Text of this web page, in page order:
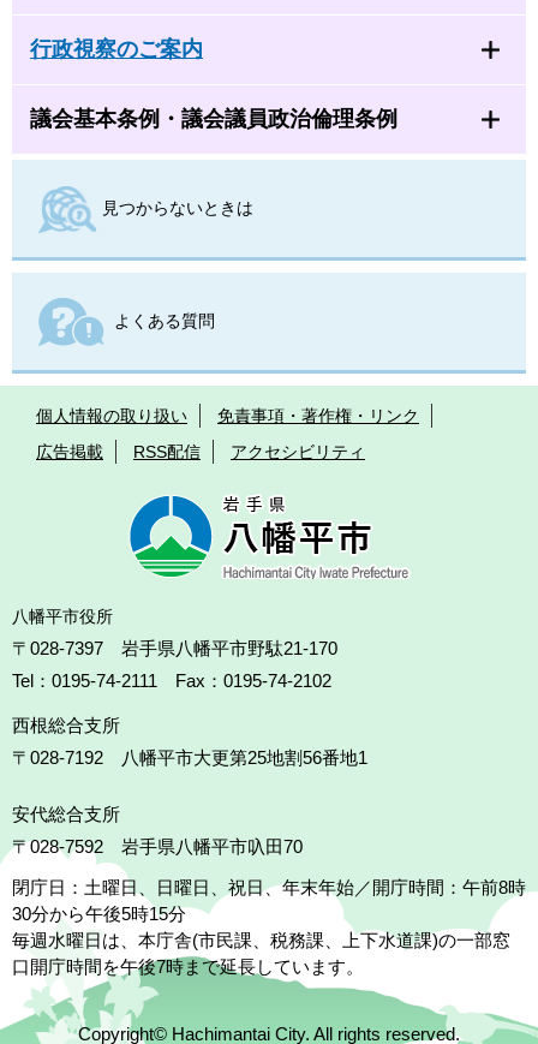
行政視察のご案内
議会基本条例・議会議員政治倫理条例
見つからないときは
よくある質問
個人情報の取り扱い
免責事項・著作権・リンク
広告掲載
RSS配信 アクセシビリティ
八幡平市役所
〒028-7397 岩手県八幡平市野駄21-170
Tel：0195-74-2111 Fax：0195-74-2102
西根総合支所
〒028-7192
八幡平市大更第25地割56番地1
安代総合支所
〒028-7592
岩手県八幡平市叺田70
閉庁日：土曜日、日曜日、祝日、年末年始／開庁時間：午前8時
30分から午後5時15分
毎週水曜日は、本庁舎(市民課、税務課、上下水道課)の一部窓
口開庁時間を午後7時まで延長しています。
Copyright© Hachimantai City. All rights reserved.